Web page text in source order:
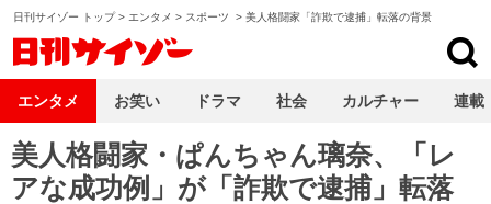
日刊サイゾー トップ> エンタメ > スポーツ > 美人格闘家「詐欺で逮捕」転落の背景
美人格闘家・ぱんちゃん璃奈、「レ
アな成功例」が「詐欺で逮捕」転落
エンタメ お笑い ドラマ 社会 カルチャー 連載